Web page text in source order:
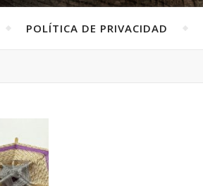
POLÍTICA DE PRIVACIDAD